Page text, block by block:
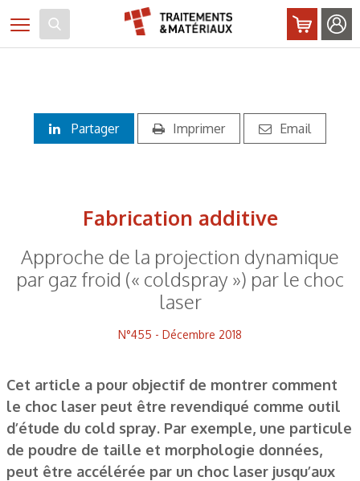
Toggle navigation
Partager Imprimer Email
Fabrication additive
Approche de la projection dynamique
par gaz froid (« coldspray ») par le choc
laser
N°455 - Décembre 2018
Cet article a pour objectif de montrer comment
le choc laser peut être revendiqué comme outil
d’étude du cold spray. Par exemple, une particule
de poudre de taille et morphologie données,
peut être accélérée par un choc laser jusqu’aux
Panneau de gestion des cookies